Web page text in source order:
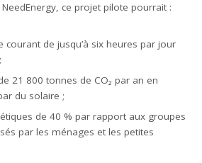
ce projet pilote pourrait :
courant de jusqu’à six heures par jour
21 800 tonnes de CO₂ par an en
du solaire ;
de 40 % par rapport aux groupes
par les ménages et les petites